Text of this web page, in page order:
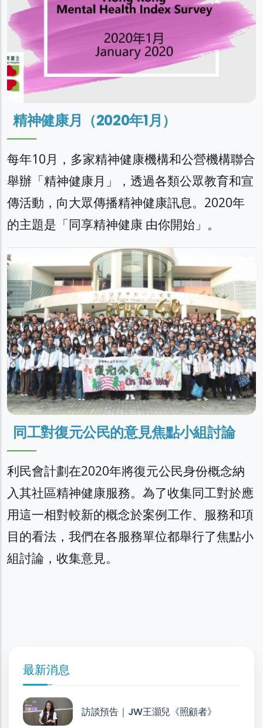
精神健康月（2020年1月）
每年10月，多家精神健康機構和公營機構聯合
舉辦「精神健康月」，透過各類公眾教育和宣
傳活動，向大眾傳播精神健康訊息。2020年
的主題是「同享精神健康 由你開始」。
同工對復元公民的意見焦點小組討論
利民會計劃在2020年將復元公民身份概念納
入其社區精神健康服務。為了收集同工對於應
用這一相對較新的概念於案例工作、服務和項
目的看法，我們在各服務單位都舉行了焦點小
組討論，收集意見。
最新消息
訪談預告｜JW王灝兒《照顧者》